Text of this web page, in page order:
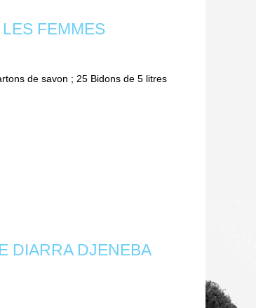
FEMMES
de savon ; 25 Bidons de 5 litres
DIARRA DJENEBA